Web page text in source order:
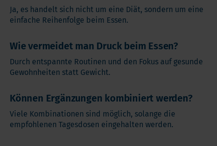
Ja, es handelt sich nicht um eine Diät, sondern um eine
einfache Reihenfolge beim Essen.
Wie vermeidet man Druck beim Essen?
Durch entspannte Routinen und den Fokus auf gesunde
Gewohnheiten statt Gewicht.
Können Ergänzungen kombiniert werden?
Viele Kombinationen sind möglich, solange die
empfohlenen Tagesdosen eingehalten werden.